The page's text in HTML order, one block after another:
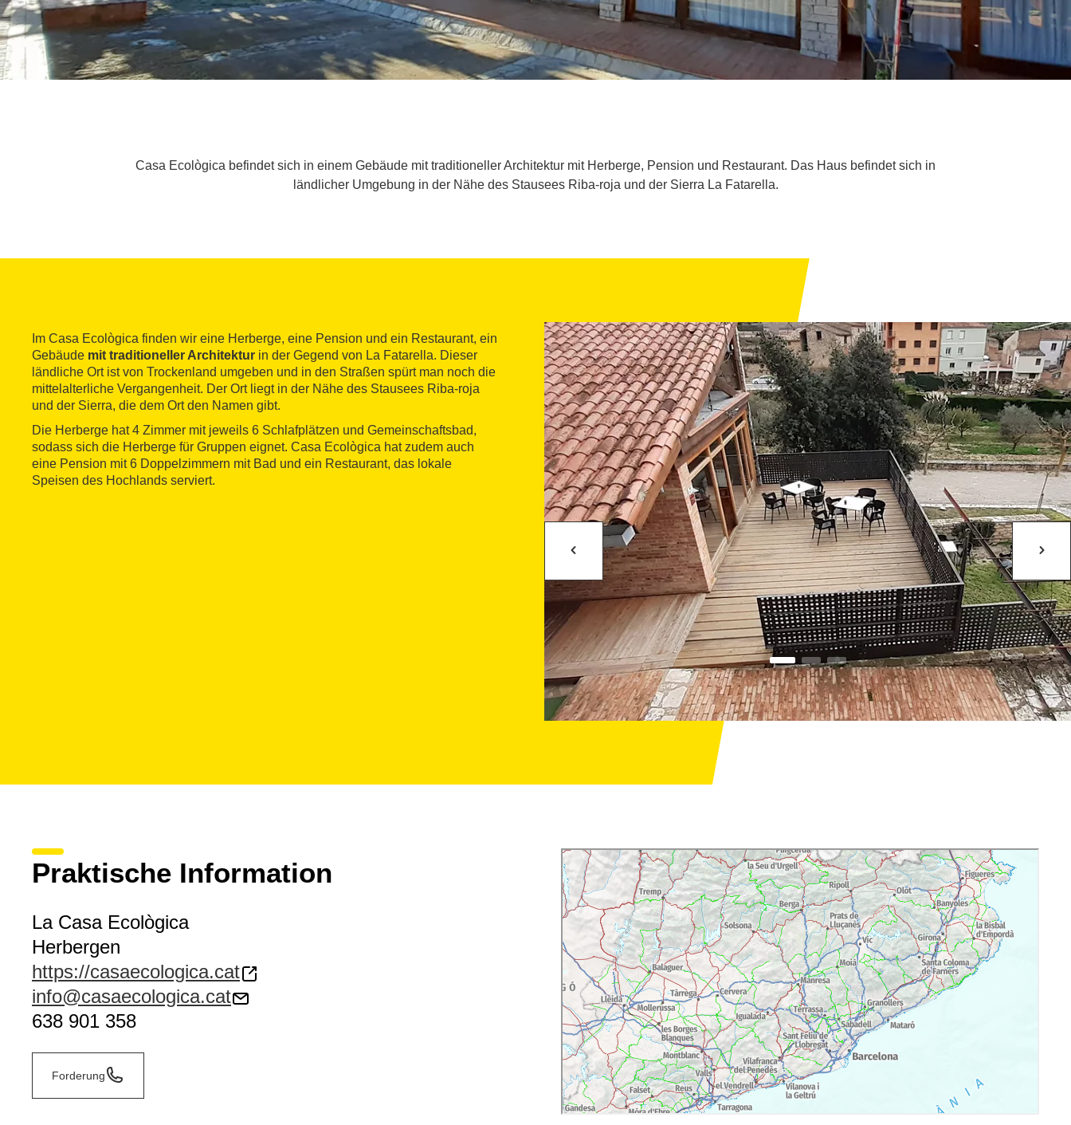
Casa Ecològica befindet sich in einem Gebäude mit traditioneller Architektur mit Herberge, Pension und Restaurant. Das Haus befindet sich in
ländlicher Umgebung in der Nähe des Stausees Riba-roja und der Sierra La Fatarella.
Im Casa Ecològica finden wir eine Herberge, eine Pension und ein Restaurant, ein
Gebäude mit traditioneller Architektur in der Gegend von La Fatarella. Dieser
ländliche Ort ist von Trockenland umgeben und in den Straßen spürt man noch die
mittelalterliche Vergangenheit. Der Ort liegt in der Nähe des Stausees Riba-roja
und der Sierra, die dem Ort den Namen gibt.
Die Herberge hat 4 Zimmer mit jeweils 6 Schlafplätzen und Gemeinschaftsbad,
sodass sich die Herberge für Gruppen eignet. Casa Ecològica hat zudem auch
eine Pension mit 6 Doppelzimmern mit Bad und ein Restaurant, das lokale
Speisen des Hochlands serviert.
Praktische Information
La Casa Ecològica
Herbergen
https://casaecologica.cat
info@casaecologica.cat
638 901 358
Forderung